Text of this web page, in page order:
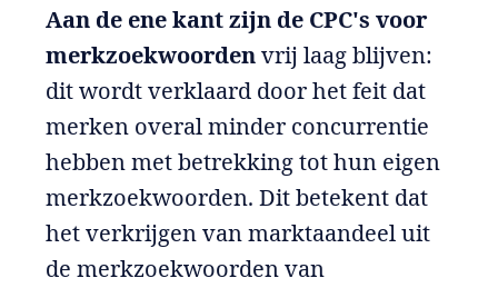
Aan de ene kant zijn de CPC's voor
merkzoekwoordenvrij laag blijven:
dit wordt verklaard door het feit dat
merken overal minder concurrentie
hebben met betrekking tot hun eigen
merkzoekwoorden. Dit betekent dat
het verkrijgen van marktaandeel uit
de merkzoekwoorden van